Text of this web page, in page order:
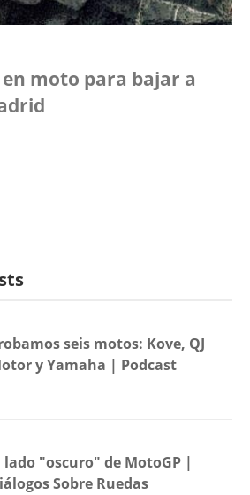
moto para bajar a
seis motos: Kove, QJ
y Yamaha | Podcast
lado "oscuro" de MotoGP |
Sobre Ruedas